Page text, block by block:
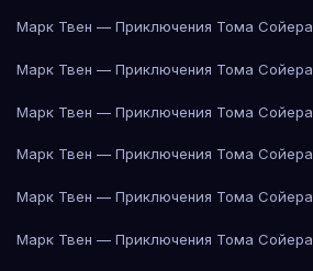
Марк Твен — Приключения Тома Сойера
Марк Твен — Приключения Тома Сойера
Марк Твен — Приключения Тома Сойера
Марк Твен — Приключения Тома Сойера
Марк Твен — Приключения Тома Сойера
Марк Твен — Приключения Тома Сойера